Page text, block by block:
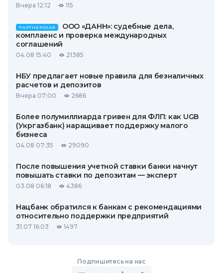
Вчера 12:12 115
ПАРТНЕРСКАЯ
ООО «ДАНН»: судебные дела,
комплаенс и проверка международных
соглашений
04.08 15:40 21385
НБУ предлагает новые правила для безналичных
расчетов и депозитов
Вчера 07:00 2686
Более полумиллиарда гривен для ФЛП: как UGB
(Укргазбанк) наращивает поддержку малого
бизнеса
04.08 07:35 29090
После повышения учетной ставки банки начнут
повышать ставки по депозитам — эксперт
03.08 06:18 4386
Нацбанк обратился к банкам с рекомендациями
относительно поддержки предприятий
31.07 16:03 1497
Подпишитесь на нас